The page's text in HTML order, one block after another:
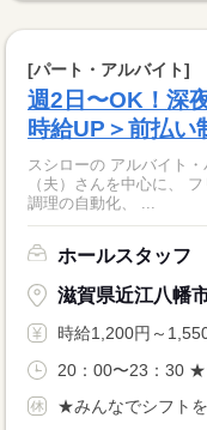
[パート・アルバイト]
週2日〜OK！深
時給UP＞前払い
スシローの アルバイト・パート
（夫）さんを中心に、 フリ
調理の自動化、 ...
ホールスタッフ
滋賀県近江八幡
時給1,200円～
20：00〜23：30 ★
★みんなでシフトを